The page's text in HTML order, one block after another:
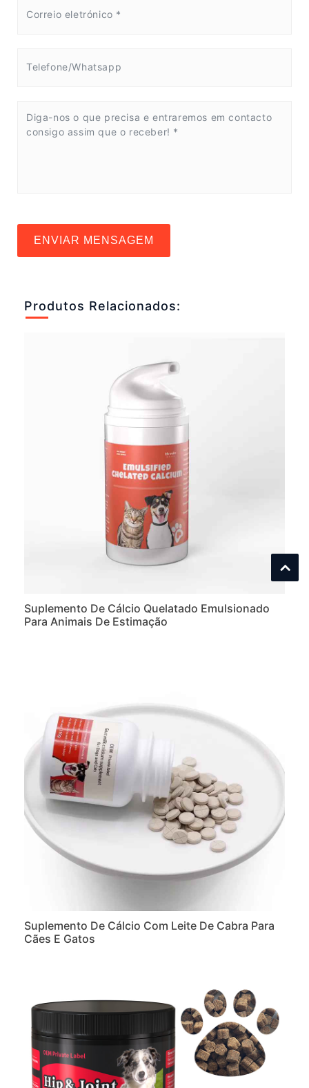
ENVIAR MENSAGEM
Produtos Relacionados:
Suplemento De Cálcio Quelatado Emulsionado
Para Animais De Estimação
Suplemento De Cálcio Com Leite De Cabra Para
Cães E Gatos